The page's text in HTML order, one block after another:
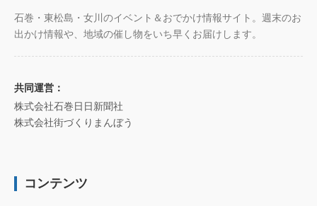
石巻・東松島・女川のイベント＆おでかけ情報サイト。週末のお
出かけ情報や、地域の催し物をいち早くお届けします。
共同運営：
株式会社石巻日日新聞社
株式会社街づくりまんぼう
コンテンツ